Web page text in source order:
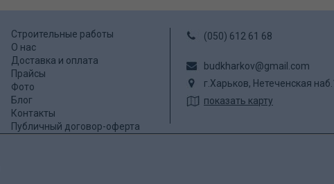
Строительные работы
О нас
Доставка и оплата
Прайсы
Фото
Блог
Контакты
Публичный договор-оферта
(050) 612 61 68
budkharkov@gmail.com
г.Харьков, Нетеченская
показать карту